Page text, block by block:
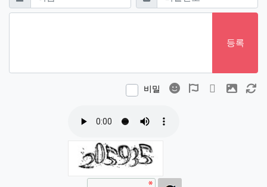
등록
비밀 이모티콘폰트어썸
동영상 이미지